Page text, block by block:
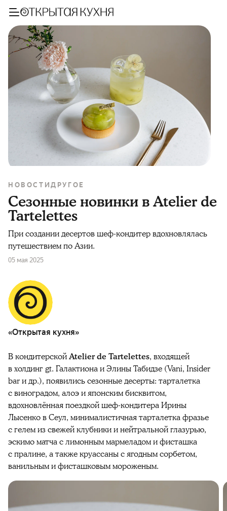
НОВОСТИДРУГОЕ
Сезонные новинки в Atelier de
Tartelettes
При создании десертов шеф-кондитер вдохновлялась
путешествием по Азии.
05 мая 2025
«Открытая кухня»
В кондитерскойAtelier de Tartelettes, входящей
в холдинг gt. Галактиона и Элины Табидзе (Vani, Insider
bar и др.), появились сезонные десерты: тарталетка
с виноградом, алоэ и японским бисквитом,
вдохновлённая поездкой шеф-кондитера Ирины
Лысенко в Сеул, минималистичная тарталетка фразье
с гелем из свежей клубники и нейтральной глазурью,
эскимо матча с лимонным мармеладом и фисташка
с пралине, а также круассаны с ягодным сорбетом,
ванильным и фисташковым мороженым.